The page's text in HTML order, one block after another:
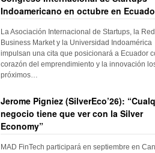
Indoamericano en octubre en
La Asociación Internacional de Startups, la Red
Business Market y la Universidad Indoamérica
impulsan una cita que posicionará a Ecuador
corazón del emprendimiento y la innovación
próximos…
Jerome Pigniez (SilverEco’26):
negocio tiene que ver con la Silver
Economy”
MAD FinTech participará en septiembre en